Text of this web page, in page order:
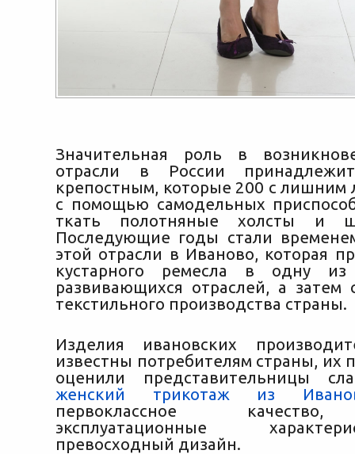
Значительная роль в
отрасли в России
крепостным, которые 200 с лишним
с помощью самодельных
ткать полотняные холсты и
Последующие годы стали
этой отрасли в Иваново, которая
кустарного ремесла в одну из
развивающихся отраслей, а затем
текстильного производства страны.
Изделия ивановских
известны потребителям страны, их
оценили представительницы
женский трикотаж из
первоклассное
эксплуатационные
превосходный дизайн.